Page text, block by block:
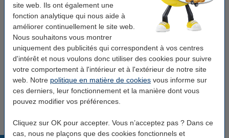
site web. Ils ont également une
fonction analytique qui nous aide à
améliorer continuellement le site web.
Nous souhaitons vous montrer
uniquement des publicités qui correspondent à vos centres
d'intérêt et nous voulons donc utiliser des cookies pour suivre
votre comportement à l'intérieur et à l'extérieur de notre site
web. Notre politique en matière de cookies vous informe sur
ces derniers, leur fonctionnement et la manière dont vous
pouvez modifier vos préférences.
Cliquez sur OK pour accepter. Vous n’acceptez pas ? Dans ce
cas, nous ne plaçons que des cookies fonctionnels et
123encre ôte-agrafes pour agrafes standard -
noir
1,25 €
123encre pince agrafeuse pour agrafes 24/6-8
(45 feuilles)
16,95 €
123encre perforatrice 4 trous (22 feuilles) - noir
13,50 €